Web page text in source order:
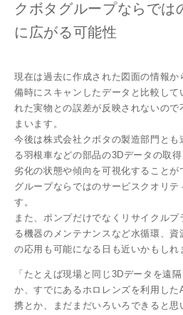
クボタグループならでは
に広がる可能性
現在は過去に作成された図面の情報
備時にスキャンしたデータと比較して
れた実物との誤差が反映されないので
まいます。
今後は株式会社クボタの製造部門と
る羽根車などの部品の3Dデータの取
劣化の状態や傾向を可視化することが
グループならではのサービスクオリテ
す。
また、ポンプだけでなくリサイクル
る機器のメンテナンスなど水循環、
の応用も可能になる日も近いかもしれ
「たとえば現場と同じ3Dデータを遠
か、すでにあるホロレンズを利用し
携とか、まだまだいろいろできると思